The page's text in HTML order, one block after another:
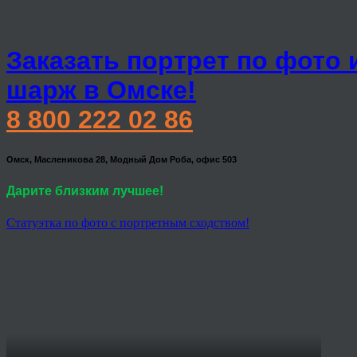
Заказать портрет по фото
шарж в Омске!
8 800 222 02 86
Омск, Масленикова 28, Модный Дом Роба, офис 503
Дарите близким лучшее!
Статуэтка по фото с портретным сходством!